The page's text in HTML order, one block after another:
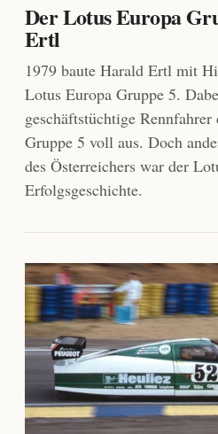
Der Lotus Europa
Ertl
1979 baute Harald Ertl mit
Lotus Europa Gruppe 5.
geschäftstüchtige
Gruppe 5 voll aus. Doch
des Österreichers war der
Erfolgsgeschichte.